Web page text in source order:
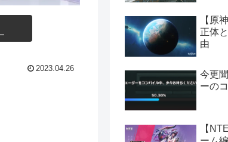
2023.04.26
【原
正体
由
今更
ーの
【